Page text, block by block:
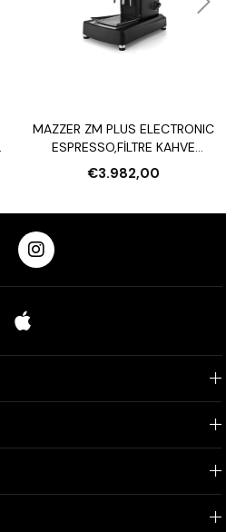
MAZZER ZM PLUS ELECTRONIC
ESPRESSO,FİLTRE KAHVE
DEĞİRMENİ
€3.982,00